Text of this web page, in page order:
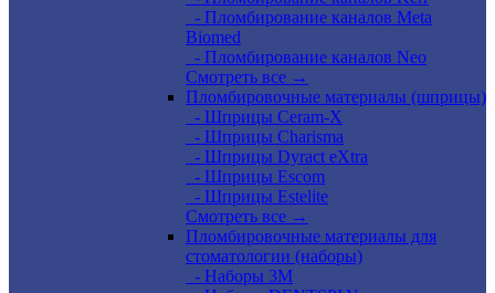
- Пломбирование каналов Meta
Biomed
- Пломбирование каналов Neo
Смотреть все →
Пломбировочные материалы (шприцы)
- Шприцы Ceram-X
- Шприцы Charisma
- Шприцы Dyract eXtra
- Шприцы Escom
- Шприцы Estelite
Смотреть все →
Пломбировочные материалы для
стоматологии (наборы)
- Наборы 3М